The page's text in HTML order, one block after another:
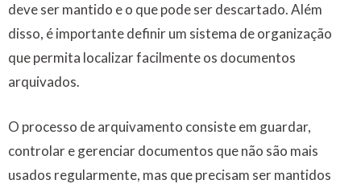
deve ser mantido e o que pode ser descartado. Além
disso, é importante definir um sistema de organização
que permita localizar facilmente os documentos
arquivados.
O processo de arquivamento consiste em guardar,
controlar e gerenciar documentos que não são mais
usados regularmente, mas que precisam ser mantidos